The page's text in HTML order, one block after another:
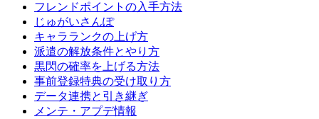
フレンドポイントの入手方法
じゅがいさんぽ
キャラランクの上げ方
派遣の解放条件とやり方
黒閃の確率を上げる方法
事前登録特典の受け取り方
データ連携と引き継ぎ
メンテ・アプデ情報